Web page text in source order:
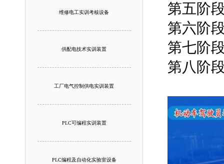
维修电工实训考核设备
供配电技术实训装置
工厂电气控制供电实训装置
PLC可编程实训装置
PLC编程及自动化实验室设备
第五阶
第六阶
第七阶
第八阶